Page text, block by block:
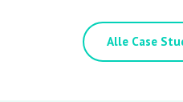
Alle Case